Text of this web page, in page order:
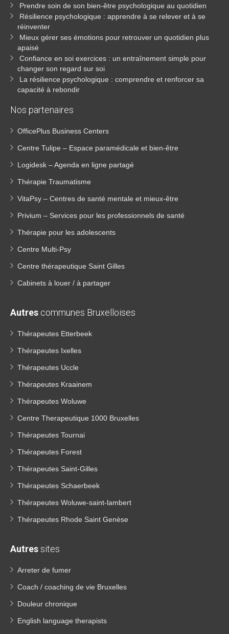
Prendre soin de son bien-être psychologique au quotidien
Résilience psychologique : apprendre à se relever et à se
réinventer
Mieux gérer ses émotions pour retrouver un quotidien plus
apaisé
Confiance en soi exercices : un entraînement simple pour
changer son regard sur soi
La résilience psychologique : comprendre et renforcer sa
capacité à rebondir
Nos partenaires
OfficePlus Business Centers
Centre Tulipe – Espace paramédicale et bien-être
Logidesk – Agenda en ligne partagé
Thérapie Traumatisme
VitaPsy – Centres de santé mentale et mieux-être
Privium – Services pour les professionnels de santé
Thérapie pour les adolescents
Centre Multi-Psy
Centre thérapeutique Saint Gilles
Cabinets à louer / à partager
Autres communes Bruxelloises
Thérapeutes Etterbeek
Thérapeutes Ixelles
Thérapeutes Uccle
Thérapeutes Kraainem
Thérapeutes Woluwe
Centre Therapeutique 1000 Bruxelles
Thérapeutes Tournai
Thérapeutes Forest
Thérapeutes Saint-Gilles
Thérapeutes Schaerbeek
Thérapeutes Woluwe-saint-lambert
Thérapeutes Rhode Saint Genèse
Autressites
Arreter de fumer
Coach / coaching de vie Bruxelles
Douleur chronique
English language therapists